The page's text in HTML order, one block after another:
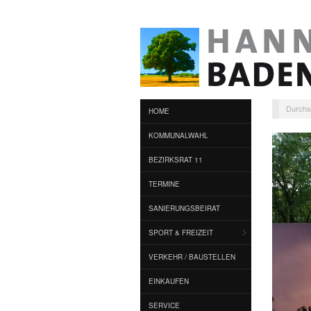
HOME
KOMMUNALWAHL
BEZIRKSRAT 11
TERMINE
SANIERUNGSBEIRAT
SPORT & FREIZEIT
VERKEHR / BAUSTELLEN
EINKAUFEN
SERVICE